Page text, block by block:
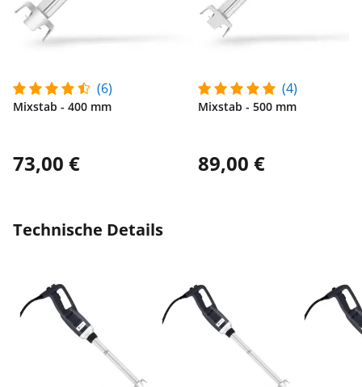
(6)
Mixstab - 400 mm
73,00 €
(4)
Mixstab - 500 mm
89,00 €
Technische Details